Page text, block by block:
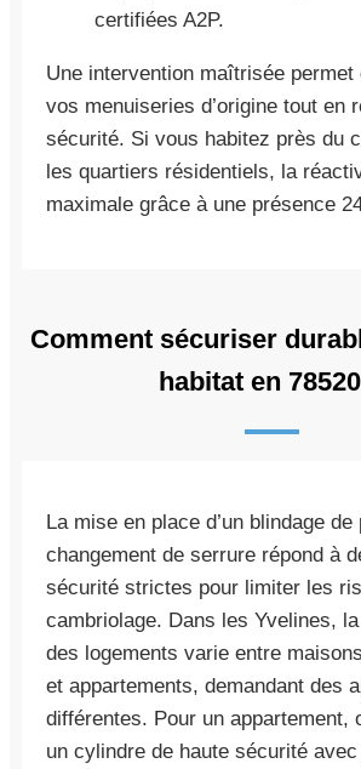
certifiées A2P.
Une intervention maîtrisée permet
vos menuiseries d’origine tout en
sécurité. Si vous habitez près du
les quartiers résidentiels, la
maximale grâce à une présence
Comment sécuriser
habitat en
La mise en place d’un blindage de
changement de serrure répond à
sécurité strictes pour limiter les
cambriolage. Dans les Yvelines,
des logements varie entre
et appartements, demandant des
différentes. Pour un appartement,
un cylindre de haute sécurité